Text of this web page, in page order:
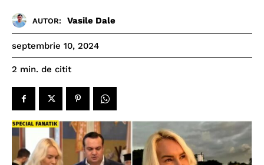
AUTOR: Vasile Dale
septembrie 10, 2024
2 min. de citit